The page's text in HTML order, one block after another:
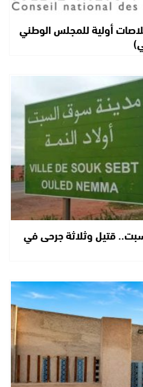
أولية للمجلس الوطني
قتيل وثلاثة جرحى في